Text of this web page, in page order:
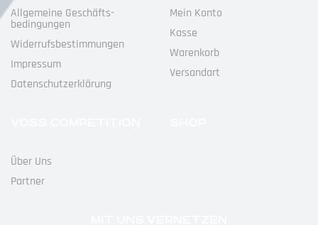
Allgemeine Geschäfts­
Bedingungen
Widerrufs­bestimmungen
Impressum
Datenschutz­erklärung
Mein Konto
Kasse
Warenkorb
Versandart
Über Uns
Partner